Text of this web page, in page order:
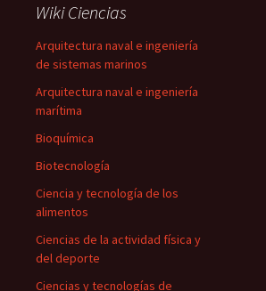
Wiki Ciencias
Arquitectura naval e ingeniería
de sistemas marinos
Arquitectura naval e ingeniería
marítima
Bioquímica
Biotecnología
Ciencia y tecnología de los
alimentos
Ciencias de la actividad física y
del deporte
Ciencias y tecnologías de